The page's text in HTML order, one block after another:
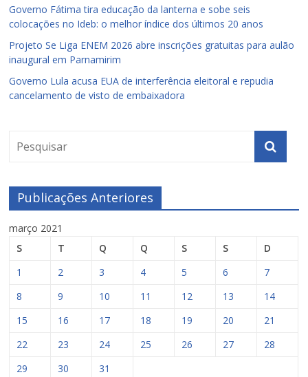
Governo Fátima tira educação da lanterna e sobe seis
colocações no Ideb: o melhor índice dos últimos 20 anos
Projeto Se Liga ENEM 2026 abre inscrições gratuitas para aulão
inaugural em Parnamirim
Governo Lula acusa EUA de interferência eleitoral e repudia
cancelamento de visto de embaixadora
Publicações Anteriores
março 2021
S
T Q Q S S
D
1
2 3 4 5 6
7
8
9 10 11 12 13
14
15
16 17 18 19 20
21
22
23 24 25 26 27
28
29
30 31